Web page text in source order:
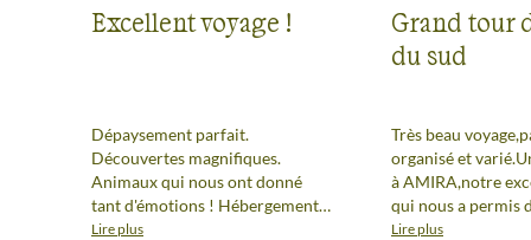
Excellent voyage !
Dépaysement parfait.
Découvertes magnifiques.
Animaux qui nous ont donné
tant d'émotions ! Hébergements
très bien choisis et très
Lire plus
Grand tour
du sud
Très beau
organisé et
à AMIRA,notre
qui nous a permis
toutes les facettes
Lire plus